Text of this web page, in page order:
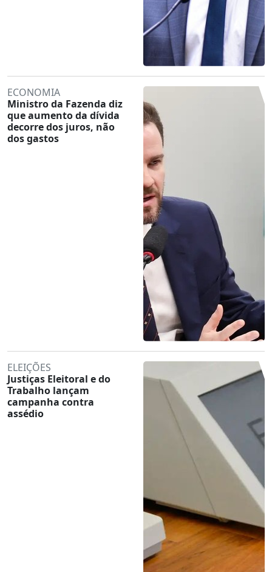
ECONOMIA
Ministro da Fazenda diz
que aumento da dívida
decorre dos juros, não
dos gastos
ELEIÇÕES
Justiças Eleitoral e do
Trabalho lançam
campanha contra
assédio